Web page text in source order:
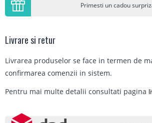
Primesti un cadou
Livrare si retur
Livrarea produselor se face in termen de
confirmarea comenzii in sistem.
Pentru mai multe detalii consultati pagina